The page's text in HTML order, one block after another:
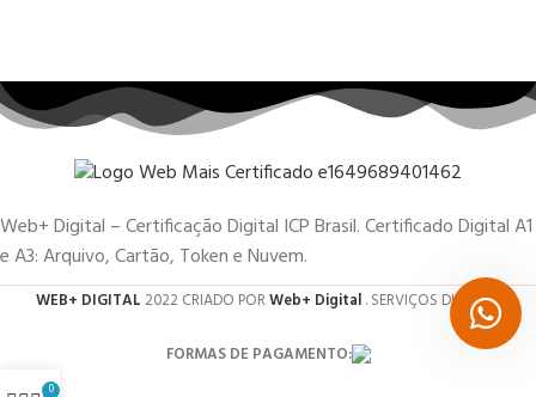
Web+ Digital – Certificação Digital ICP Brasil. Certificado Digital A1
e A3: Arquivo, Cartão, Token e Nuvem.
WEB+ DIGITAL 2022 CRIADO PORWeb+ Digital. SERVIÇOS DIGITAIS.
FORMAS DE PAGAMENTO:
0